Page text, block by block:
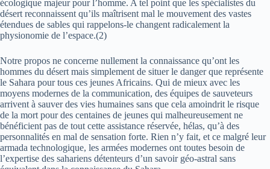
écologique majeur pour l’homme. A tel point que les spécialistes du
désert reconnaissent qu’ils maîtrisent mal le mouvement des vastes
étendues de sables qui rappelons-le changent radicalement la
physionomie de l’espace.(2)
Notre propos ne concerne nullement la connaissance qu’ont les
hommes du désert mais simplement de situer le danger que représente
le Sahara pour tous ces jeunes Africains. Qui de mieux avec les
moyens modernes de la communication, des équipes de sauveteurs
arrivent à sauver des vies humaines sans que cela amoindrit le risque
de la mort pour des centaines de jeunes qui malheureusement ne
bénéficient pas de tout cette assistance réservée, hélas, qu’à des
personnalités en mal de sensation forte. Rien n’y fait, et ce malgré leur
armada technologique, les armées modernes ont toutes besoin de
l’expertise des sahariens détenteurs d’un savoir géo-astral sans